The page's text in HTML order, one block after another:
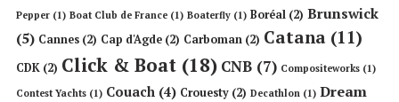
Pepper (1) Boat Club de France (1) Boaterfly (1) Boréal (2) Brunswick
(5) Cannes (2) Cap d'Agde (2) Carboman (2) Catana (11)
CDK (2) Click & Boat (18) CNB (7) Compositeworks (1)
Contest Yachts (1) Couach (4) Crouesty (2) Decathlon (1) Dream